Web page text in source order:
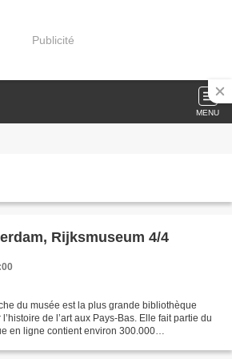
Publicité
MENU
Rijksmuseum 4/4
du musée est la plus grande bibliothèque
de l’art aux Pays-Bas. Elle fait partie du
en ligne contient environ 300.000